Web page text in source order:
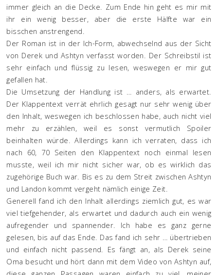
immer gleich an die Decke. Zum Ende hin geht es mir mit
ihr ein wenig besser, aber die erste Hälfte war ein
bisschen anstrengend.
Der Roman ist in der Ich-Form, abwechselnd aus der Sicht
von Derek und Ashtyn verfasst worden. Der Schreibstil ist
sehr einfach und flüssig zu lesen, weswegen er mir gut
gefallen hat.
Die Umsetzung der Handlung ist … anders, als erwartet.
Der Klappentext verrät ehrlich gesagt nur sehr wenig über
den Inhalt, weswegen ich beschlossen habe, auch nicht viel
mehr zu erzählen, weil es sonst vermutlich Spoiler
beinhalten würde. Allerdings kann ich verraten, dass ich
nach 60, 70 Seiten den Klappentext noch einmal lesen
musste, weil ich mir nicht sicher war, ob es wirklich das
zugehörige Buch war. Bis es zu dem Streit zwischen Ashtyn
und Landon kommt vergeht nämlich einige Zeit.
Generell fand ich den Inhalt allerdings ziemlich gut, es war
viel tiefgehender, als erwartet und dadurch auch ein wenig
aufregender und spannender. Ich habe es ganz gerne
gelesen, bis auf das Ende. Das fand ich sehr … übertrieben
und einfach nicht passend. Es fängt an, als Derek seine
Oma besucht und hört dann mit dem Video von Ashtyn auf,